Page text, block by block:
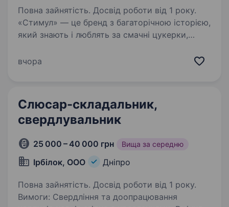
Повна зайнятість. Досвід роботи від 1 року.
«Стимул» — це бренд з багаторічною історією,
який знають і люблять за смачні цукерки,
виробництва. Ми дбаємо про якість і
вчора
Слюсар-складальник,
свердлувальник
25 000 – 40 000 грн Вища за середню
Ірбілок, ООО Дніпро
Повна зайнятість. Досвід роботи від 1 року.
Вимоги: Свердління та доопрацювання